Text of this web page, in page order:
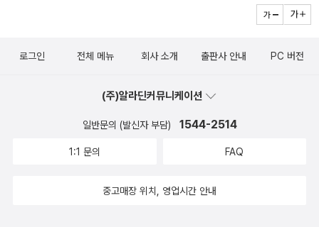
'자수성가한' 부자들에 대해서만 맛보았기 때문에 실제 내 주변에 있
는 '타고난' 거물급 부자들에 대한 정보는 여전히 백지다. 하지만 한
가지 확실한 것은 자수성가형 알부자이든 거물급 타고난 부자이든 모
다를게 없다는 것을 최근에 경험으로 깨닫고 있는 중이다. 어떤 분 때
라마나 영화에 나오는 것처럼 돈을 물 쓰듯 사치를 부리며 사는 부자
는 자신의 능력 범위 안에서 지출을 하지만 빈자는 능력 밖의 지출을
나라!’, 한 마디로 신나게 먹고 마시고 입고 놀아라는 것이 그런 지면
다. IMF사태 직전이었다. 그러다 한국의 중산층은 망했다.-일본의 중
<하류사회(下流社會)>라는 책이 며칠 전 국내 번역됐다. 마케팅 전
문가인 이 책의 저자 미우라 아츠시는 2002~2005년 일본인들의
의 일본을 ‘하류사회’라는 말로 규정하고 있다. -그의 주장을 요약하
자신을 중류계급으로 간주하던 소위 ‘1억 총 중류’의 일본사회가 199
로그인 전체 메뉴 회사 소개 출판사 안내 PC 버전
(주)알라딘커뮤니케이션
일반문의 (발신자 부담) 1544-2514
1:1 문의 FAQ
중고매장 위치, 영업시간 안내